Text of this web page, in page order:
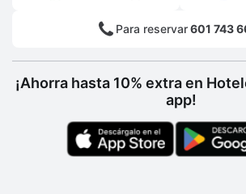
Para reservar601 743
¡Ahorra hasta 10% extra en
app!